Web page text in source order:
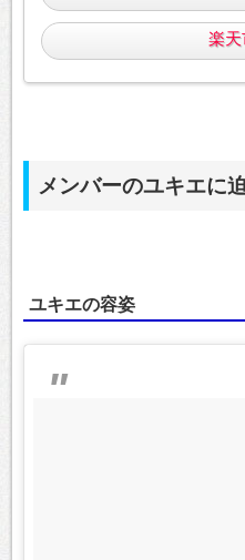
楽天
メンバーのユキエに
ユキエの容姿